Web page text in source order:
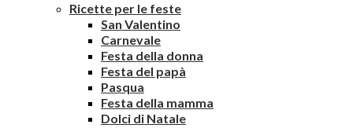
Ricette per le feste
San Valentino
Carnevale
Festa della donna
Festa del papà
Pasqua
Festa della mamma
Dolci di Natale